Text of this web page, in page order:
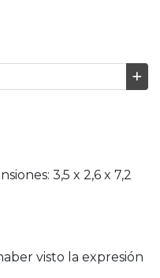
3,5 x 2,6 x 7,2
visto la expresión